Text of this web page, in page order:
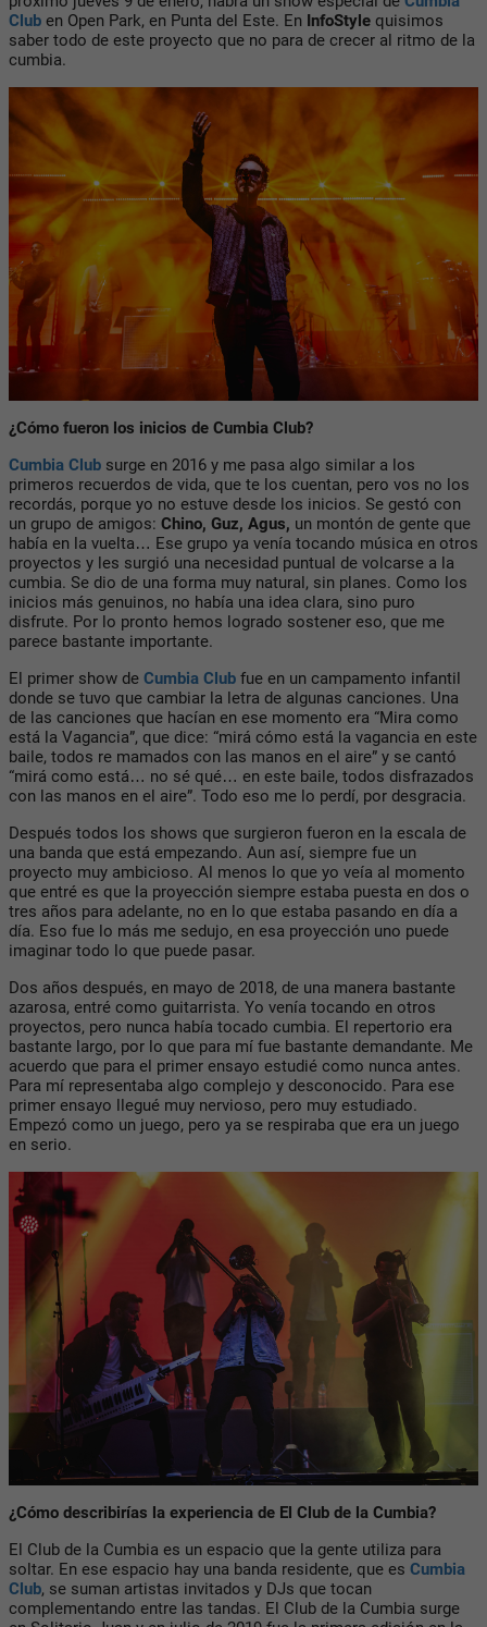
Club en Open Park, en Punta del Este. En InfoStyle quisimos
saber todo de este proyecto que no para de crecer al ritmo de la
cumbia.
¿Cómo fueron los inicios de Cumbia Club?
Cumbia Club surge en 2016 y me pasa algo similar a los
primeros recuerdos de vida, que te los cuentan, pero vos no los
recordás, porque yo no estuve desde los inicios. Se gestó con
un grupo de amigos: Chino, Guz, Agus, un montón de gente que
había en la vuelta… Ese grupo ya venía tocando música en otros
proyectos y les surgió una necesidad puntual de volcarse a la
cumbia. Se dio de una forma muy natural, sin planes. Como los
inicios más genuinos, no había una idea clara, sino puro
disfrute. Por lo pronto hemos logrado sostener eso, que me
parece bastante importante.
El primer show de Cumbia Club fue en un campamento infantil
donde se tuvo que cambiar la letra de algunas canciones. Una
de las canciones que hacían en ese momento era “Mira como
está la Vagancia”, que dice: “mirá cómo está la vagancia en este
baile, todos re mamados con las manos en el aire” y se cantó
“mirá como está… no sé qué… en este baile, todos disfrazados
con las manos en el aire”. Todo eso me lo perdí, por desgracia.
Después todos los shows que surgieron fueron en la escala de
una banda que está empezando. Aun así, siempre fue un
proyecto muy ambicioso. Al menos lo que yo veía al momento
que entré es que la proyección siempre estaba puesta en dos o
tres años para adelante, no en lo que estaba pasando en día a
día. Eso fue lo más me sedujo, en esa proyección uno puede
imaginar todo lo que puede pasar.
Dos años después, en mayo de 2018, de una manera bastante
azarosa, entré como guitarrista. Yo venía tocando en otros
proyectos, pero nunca había tocado cumbia. El repertorio era
bastante largo, por lo que para mí fue bastante demandante. Me
acuerdo que para el primer ensayo estudié como nunca antes.
Para mí representaba algo complejo y desconocido. Para ese
primer ensayo llegué muy nervioso, pero muy estudiado.
Empezó como un juego, pero ya se respiraba que era un juego
en serio.
¿Cómo describirías la experiencia de El Club de la Cumbia?
El Club de la Cumbia es un espacio que la gente utiliza para
soltar. En ese espacio hay una banda residente, que es Cumbia
Club, se suman artistas invitados y DJs que tocan
complementando entre las tandas. El Club de la Cumbia surge